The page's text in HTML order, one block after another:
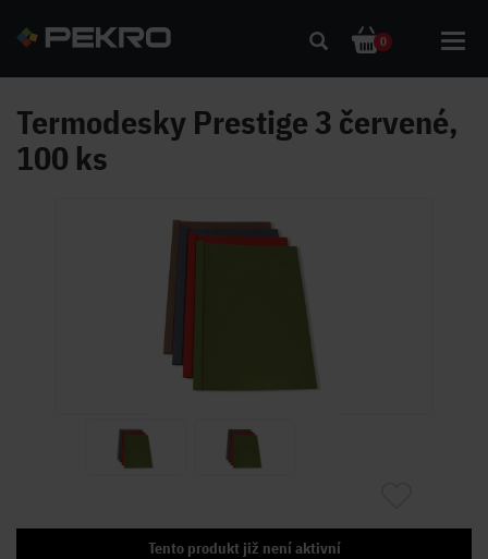
0
Termodesky Prestige 3 červené,
100 ks
Tento produkt již není aktivní